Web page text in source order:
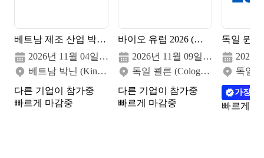
베트남 제조 산업 박람회 2026
2026년 11월 04일(수) - 06일(금)
베트남 박닌 (Kinh Bac Cultural Center)
다른 기업이 참가중
빠르게 마감중
바이오 유럽 2026 (추계)
2026년 11월 09일(월) - 11일(수)
독일 쾰른 (Cologne Fair)
다른 기업이 참가중
빠르게 마감중
가장 많
빠르게 마